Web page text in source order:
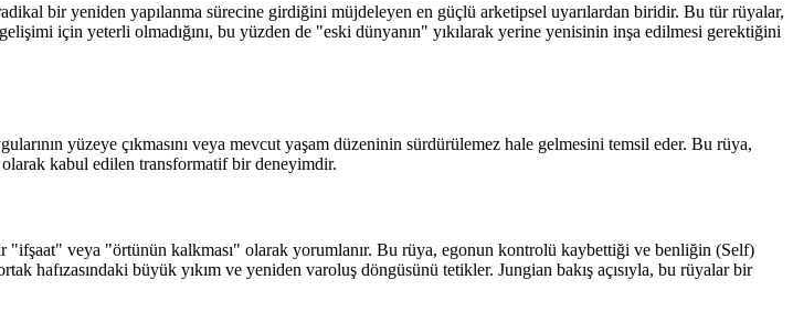
bir yeniden yapılanma sürecine girdiğini müjdeleyen en güçlü arketipsel uyarılardan biridir. Bu tür rüyalar,
için yeterli olmadığını, bu yüzden de "eski dünyanın" yıkılarak yerine yenisinin inşa edilmesi gerektiğini
yüzeye çıkmasını veya mevcut yaşam düzeninin sürdürülemez hale gelmesini temsil eder. Bu rüya,
kabul edilen transformatif bir deneyimdir.
veya "örtünün kalkması" olarak yorumlanır. Bu rüya, egonun kontrolü kaybettiği ve benliğin (Self)
hafızasındaki büyük yıkım ve yeniden varoluş döngüsünü tetikler. Jungian bakış açısıyla, bu rüyalar bir